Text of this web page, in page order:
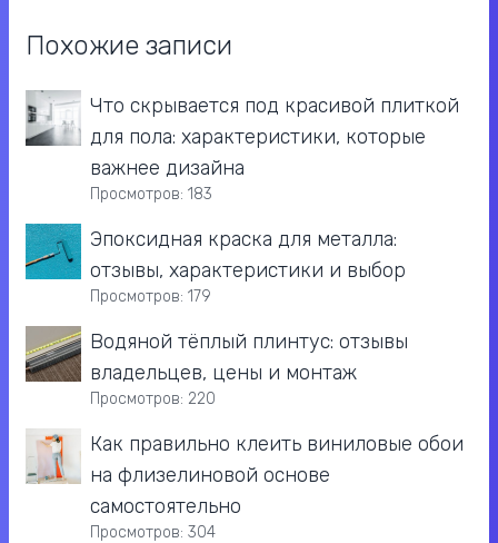
Похожие записи
Что скрывается под красивой плиткой
для пола: характеристики, которые
важнее дизайна
Просмотров: 183
Эпоксидная краска для металла:
отзывы, характеристики и выбор
Просмотров: 179
Водяной тёплый плинтус: отзывы
владельцев, цены и монтаж
Просмотров: 220
Как правильно клеить виниловые обои
на флизелиновой основе
самостоятельно
Просмотров: 304